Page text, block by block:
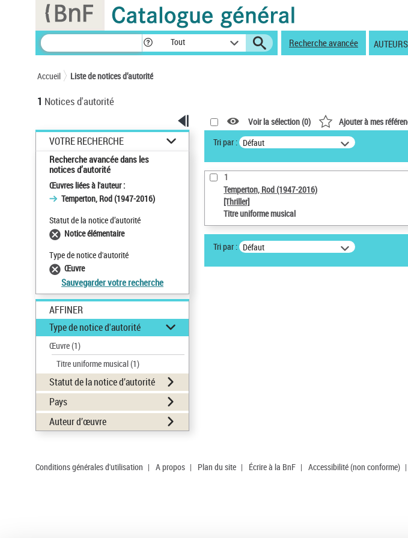
Tout Recherche avancée
Accueil Liste de notices d’autorité
1 Notices d'autorité
VOTRE RECHERCHE
Recherche avancée dans les
notices d’autorité
Œuvres liées à l'auteur :
Temperton, Rod (1947-2016)
Statut de la notice d’autorité
Notice élémentaire
Type de notice d'autorité
Œuvre
Sauvegarder votre recherche
AFFINER
Type de notice d'autorité
Œuvre(1)
Titre uniforme musical(1)
Statut de la notice d’autorité
Pays
Auteur d’œuvre
Voir la sélection (0) Ajouter à mes
Tri par : Défaut
1
Temperton, Rod (1947-2016)
[Thriller]
Titre uniforme musical
Tri par : Défaut
Conditions générales d'utilisation | A propos | Plan du site | Écrire à la BnF | Accessibilité (non conforme) |
Panneau de gestion des cookies